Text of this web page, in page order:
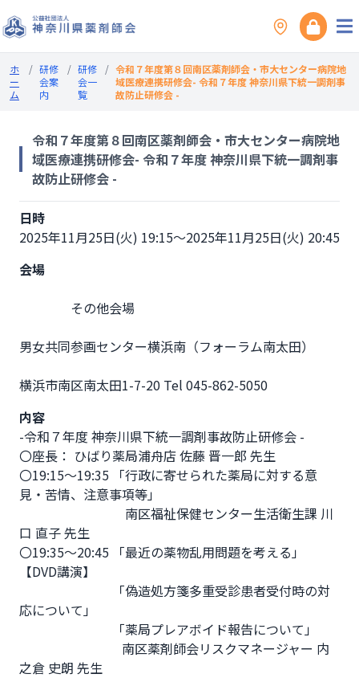
ホ
ー
ム
/ 研修
会案
内
/ 研修
会一
覧
/ 令和７年度第８回南区薬剤師会・市大センター病院地
域医療連携研修会- 令和７年度 神奈川県下統一調剤事
故防止研修会 -
令和７年度第８回南区薬剤師会・市大センター病院地
域医療連携研修会- 令和７年度 神奈川県下統一調剤事
故防止研修会 -
日時
2025年11月25日(火) 19:15～2025年11月25日(火) 20:45
会場
男女共同参画センター横浜南（フォーラム南太田）
横浜市南区南太田1-7-20 Tel 045-862-5050
内容
-令和７年度 神奈川県下統一調剤事故防止研修会 -
〇座長： ひばり薬局浦舟店 佐藤 晋一郎 先生
〇19:15～19:35 「行政に寄せられた薬局に対する意
見・苦情、注意事項等」
南区福祉保健センター生活衛生課 川
口 直子 先生
〇19:35～20:45 「最近の薬物乱用問題を考える」
【DVD講演】
「偽造処方箋多重受診患者受付時の対
応について」
「薬局プレアボイド報告について」
南区薬剤師会リスクマネージャー 内
之倉 史朗 先生